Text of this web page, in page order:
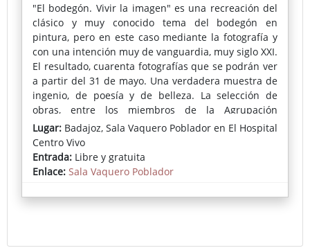
"El bodegón. Vivir la imagen" es una recreación del
clásico y muy conocido tema del bodegón en
pintura, pero en este caso mediante la fotografía y
con una intención muy de vanguardia, muy siglo XXI.
El resultado, cuarenta fotografías que se podrán ver
a partir del 31 de mayo. Una verdadera muestra de
ingenio, de poesía y de belleza. La selección de
obras, entre los miembros de la Agrupación
Fotográfica Extremeña que se embarcaron en el
proyecto, ha sido comisariada por el reconocido
fotógrafo JAM Montoya.
Lugar: Badajoz, Sala Vaquero Poblador en El Hospital
Centro Vivo
Entrada: Libre y gratuita
Enlace: Sala Vaquero Poblador